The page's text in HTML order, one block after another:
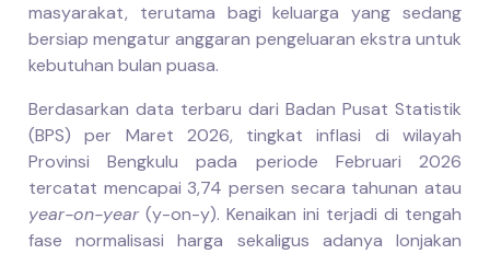
masyarakat, terutama bagi keluarga yang sedang
bersiap mengatur anggaran pengeluaran ekstra untuk
kebutuhan bulan puasa.
Berdasarkan data terbaru dari Badan Pusat Statistik
(BPS) per Maret 2026, tingkat inflasi di wilayah
Provinsi Bengkulu pada periode Februari 2026
tercatat mencapai 3,74 persen secara tahunan atau
year-on-year (y-on-y). Kenaikan ini terjadi di tengah
fase normalisasi harga sekaligus adanya lonjakan